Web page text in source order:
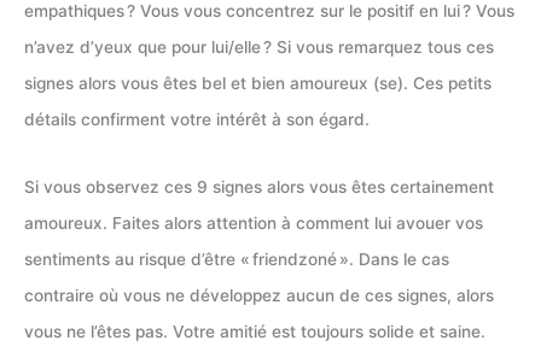
empathiques ? Vous vous concentrez sur le positif en lui ? Vous
n’avez d’yeux que pour lui/elle ? Si vous remarquez tous ces
signes alors vous êtes bel et bien amoureux (se). Ces petits
détails confirment votre intérêt à son égard.
Si vous observez ces 9 signes alors vous êtes certainement
amoureux. Faites alors attention à comment lui avouer vos
sentiments au risque d’être « friendzoné ». Dans le cas
contraire où vous ne développez aucun de ces signes, alors
vous ne l’êtes pas. Votre amitié est toujours solide et saine.